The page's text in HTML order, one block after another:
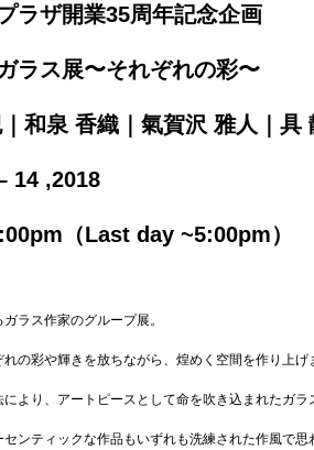
ラザ開業35周年記念企画
ラス展〜それぞれの彩〜
和泉 香織｜氣賀沢 雅人｜
14 ,2018
（Last day ~5:00pm）
ラス作家のグループ展。
の彩や輝きを放ちながら、煌めく空間を作り上げ
より、アートピースとして命を吹き込まれたガラ
ンティックな作品もいずれも洗練された作風で